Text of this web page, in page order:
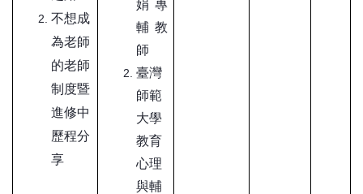
不想成
為老師
的老師
制度暨
進修中
歷程分
享
娟專
輔教
師
臺灣
師範
大學
教育
心理
與輔